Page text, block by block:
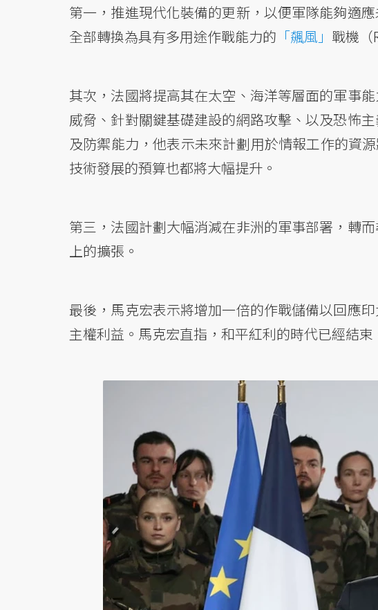
第一，推進現代化裝備的更新，以便軍隊能夠適
全部轉換為具有多用途作戰能力的 「飆風」 戰機（
其次，法國將提高其在太空、海洋等層面的軍事
威脅、針對關鍵基礎建設的網路攻擊、以及恐怖
及防禦能力，他表示未來計劃用於情報工作的資
技術發展的預算也都將大幅提升。
第三，法國計劃大幅消減在非洲的軍事部署，轉
上的擴張。
最後，馬克宏表示將增加一倍的作戰儲備以回應
主權利益。馬克宏直指，和平紅利的時代已經結